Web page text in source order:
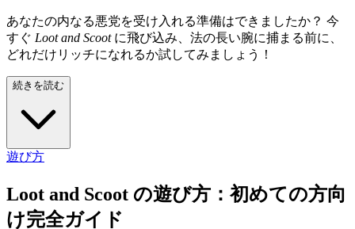
あなたの内なる悪党を受け入れる準備はできましたか？ 今
すぐ Loot and Scootに飛び込み、法の長い腕に捕まる前に、
どれだけリッチになれるか試してみましょう！
続きを読む
遊び方
Loot and Scoot の遊び方：初めての方向
け完全ガイド